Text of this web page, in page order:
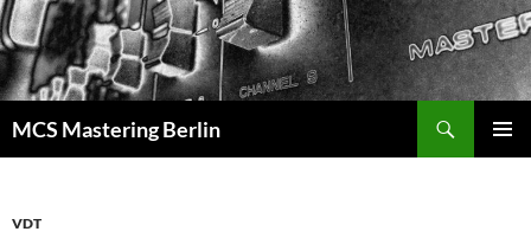
Zum
Inhalt
springen
MCS Mastering Berlin
VDT